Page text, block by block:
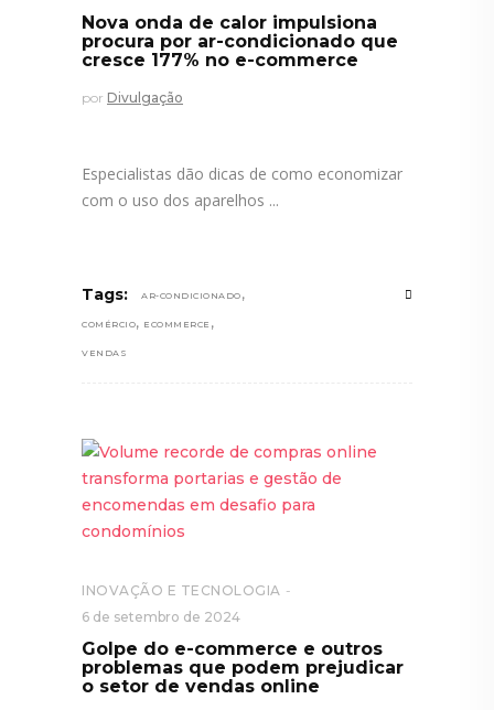
Nova onda de calor impulsiona
procura por ar-condicionado que
cresce 177% no e-commerce
por Divulgação
Especialistas dão dicas de como economizar
com o uso dos aparelhos
Tags: AR-CONDICIONADO ,
COMÉRCIO, ECOMMERCE ,
VENDAS
INOVAÇÃO E TECNOLOGIA
6 de setembro de 2024
Golpe do e-commerce e outros
problemas que podem prejudicar
o setor de vendas online